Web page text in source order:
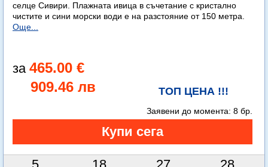
селце Сивири. Плажната ивица в съчетание с кристално
чистите и сини морски води е на разстояние от 150 метра.
Още...
465.00 €
909.46 лв
ТОП ЦЕНА !!!
Заявени до момента: 8 бр.